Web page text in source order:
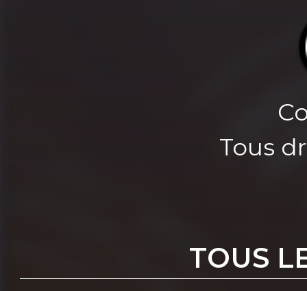
Tous
TOUS